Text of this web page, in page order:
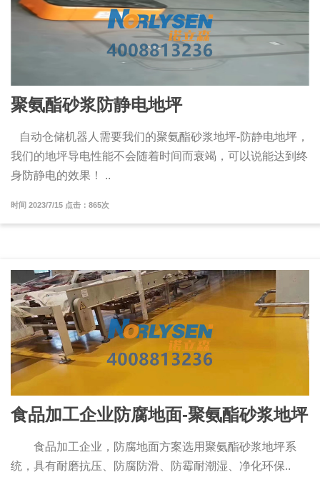
聚氨酯砂浆防静电地坪
自动仓储机器人需要我们的聚氨酯砂浆地坪-防静电地坪，
我们的地坪导电性能不会随着时间而衰竭，可以说能达到终
身防静电的效果！ ..
时间 2023/7/15 点击：865次
食品加工企业防腐地面-聚氨酯砂浆地坪
食品加工企业，防腐地面方案选用聚氨酯砂浆地坪系
统，具有耐磨抗压、防腐防滑、防霉耐潮湿、净化环保..